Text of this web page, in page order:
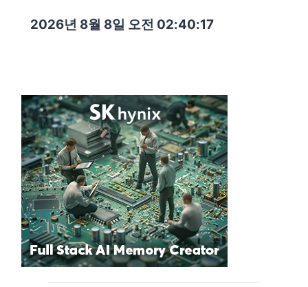
2026년 8월 8일 오전 02:40:19